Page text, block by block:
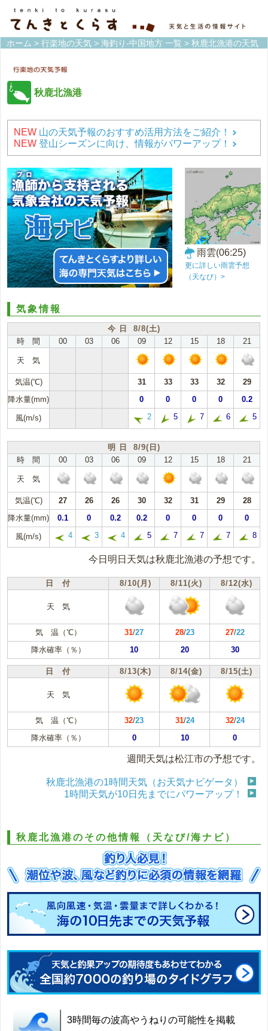
ホーム > 行楽地の天気 > 海釣り-中国地方 一覧 > 秋鹿北漁港の天気
秋鹿北漁港
NEW 山の天気予報のおすすめ活用方法をご紹介！
NEW 登山シーズンに向け、情報がパワーアップ！
雨雲(06:25)
更に詳しい雨雲予想
（天なび）>
気象情報
今 日 8/8(土)
時 間
00 03 06 09 12 15 18 21
天 気
気温(℃) 31 33 33 32
29
降水量(mm)
0 0 0 0 0.2
風(m/s) 2 5 7 6 5
明 日 8/9(日)
時 間
00 03 06 09 12 15 18 21
天 気
気温(℃) 27 26 26 30 32 31 29
28
降水量(mm)
0.1 0 0.2 0.2 0 0 0 0
風(m/s) 4 3 4 5 7 7 7 8
今日明日天気は秋鹿北漁港の予想です。
日 付 8/10(月) 8/11(火) 8/12(水)
天 気
気 温（℃） 31/27 28/23 27/22
降水確率（％）
10 20 30
日 付 8/13(木) 8/14(金) 8/15(土)
天 気
気 温（℃） 32/23 31/24 32/24
降水確率（％）
0 10 0
週間天気は松江市の予想です。
秋鹿北漁港の1時間天気（お天気ナビゲータ）
1時間天気が10日先までにパワーアップ！
秋鹿北漁港のその他情報（天なび/海ナビ）
3時間毎の波高やうねりの可能性を掲載